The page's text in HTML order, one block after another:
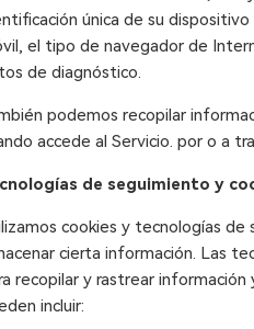
única de su
el tipo de navegador de
de diagnóstico.
podemos recopilar
accede al Servicio. por o a
de seguimiento y
cookies y tecnologías de
cierta información. Las
recopilar y rastrear
incluir: